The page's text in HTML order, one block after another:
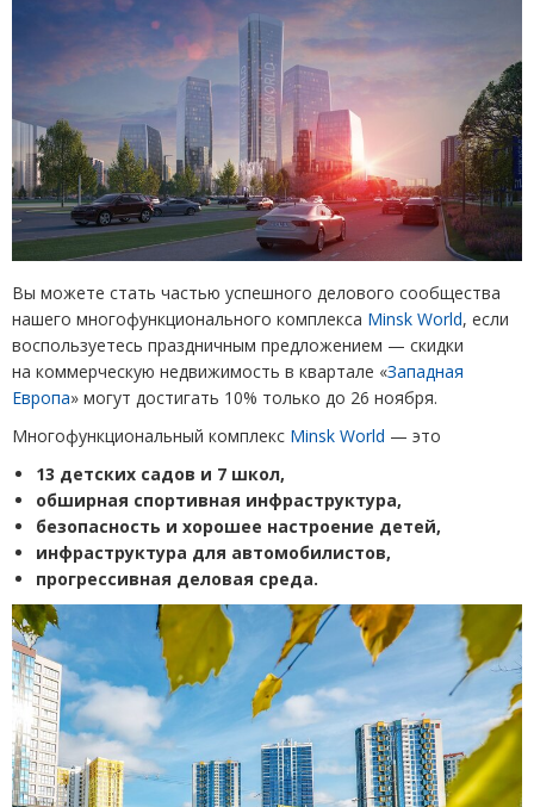
Вы можете стать частью успешного делового сообщества
нашего многофункционального комплекса Minsk World, если
воспользуетесь праздничным предложением — скидки
на коммерческую недвижимость в квартале «Западная
Европа» могут достигать 10% только до 26 ноября.
Многофункциональный комплекс Minsk World — это
13 детских садов и 7 школ,
обширная спортивная инфраструктура,
безопасность и хорошее настроение детей,
инфраструктура для автомобилистов,
прогрессивная деловая среда.